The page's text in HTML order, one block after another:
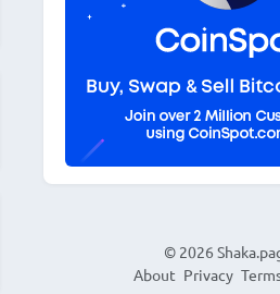
© 2026
About Privacy